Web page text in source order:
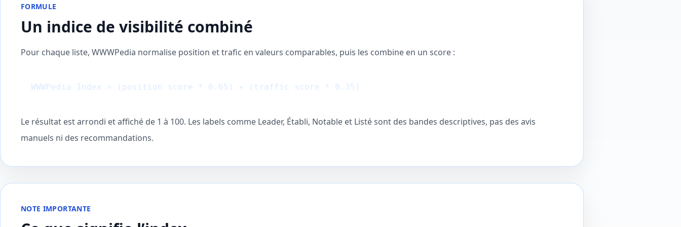
FORMULE
Un indice de visibilité combiné
Pour chaque liste, WWWPedia normalise position et trafic en valeurs comparables, puis les combine en un score :
WWWPedia Index = (position score * 0.65) + (traffic score * 0.35)
Le résultat est arrondi et affiché de 1 à 100. Les labels comme Leader, Établi, Notable et Listé sont des bandes descriptives, pas des avis
manuels ni des recommandations.
NOTE IMPORTANTE